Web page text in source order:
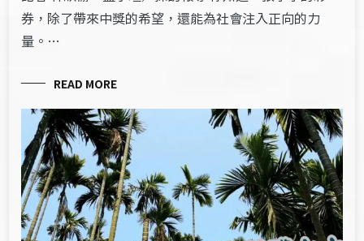
券，除了帶來中獎的希望，還能為社會注入正向的力
量。…
READ MORE